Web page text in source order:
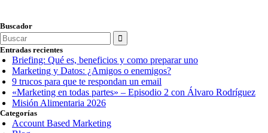
Buscador
Search
for:
Entradas recientes
Briefing: Qué es, beneficios y como preparar uno
Marketing y Datos: ¿Amigos o enemigos?
9 trucos para que te respondan un email
«Marketing en todas partes» – Episodio 2 con Álvaro Rodríguez
Misión Alimentaria 2026
Categorías
Account Based Marketing